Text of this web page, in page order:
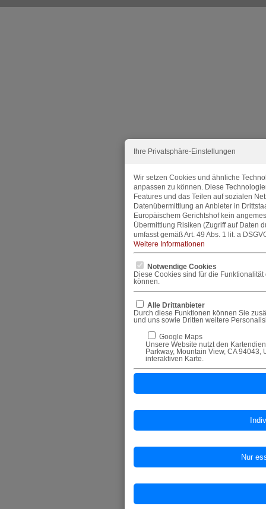
Ihre Privatsphäre-Einstellungen
Wir setzen Cookies und ähnliche
anpassen zu können. Diese
Features und das Teilen auf sozialen
Datenübermittlung an Anbieter in
Europäischem Gerichtshof kein
Übermittlung Risiken (Zugriff auf Daten
umfasst gemäß Art. 49 Abs. 1 lit. a
Weitere Informationen
Notwendige Cookies
Diese Cookies sind für die
können.
Alle Drittanbieter
Durch diese Funktionen können Sie
und uns sowie Dritten weitere
Google Maps
Unsere Website nutzt den
Parkway, Mountain View, CA
interaktiven Karte.